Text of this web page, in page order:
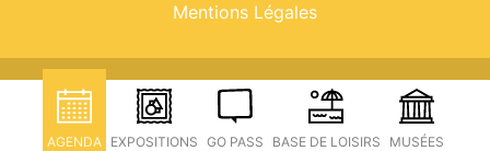
AGENDA EXPOSITIONS GO PASS BASE DE LOISIRS MUSÉES
Mentions Légales